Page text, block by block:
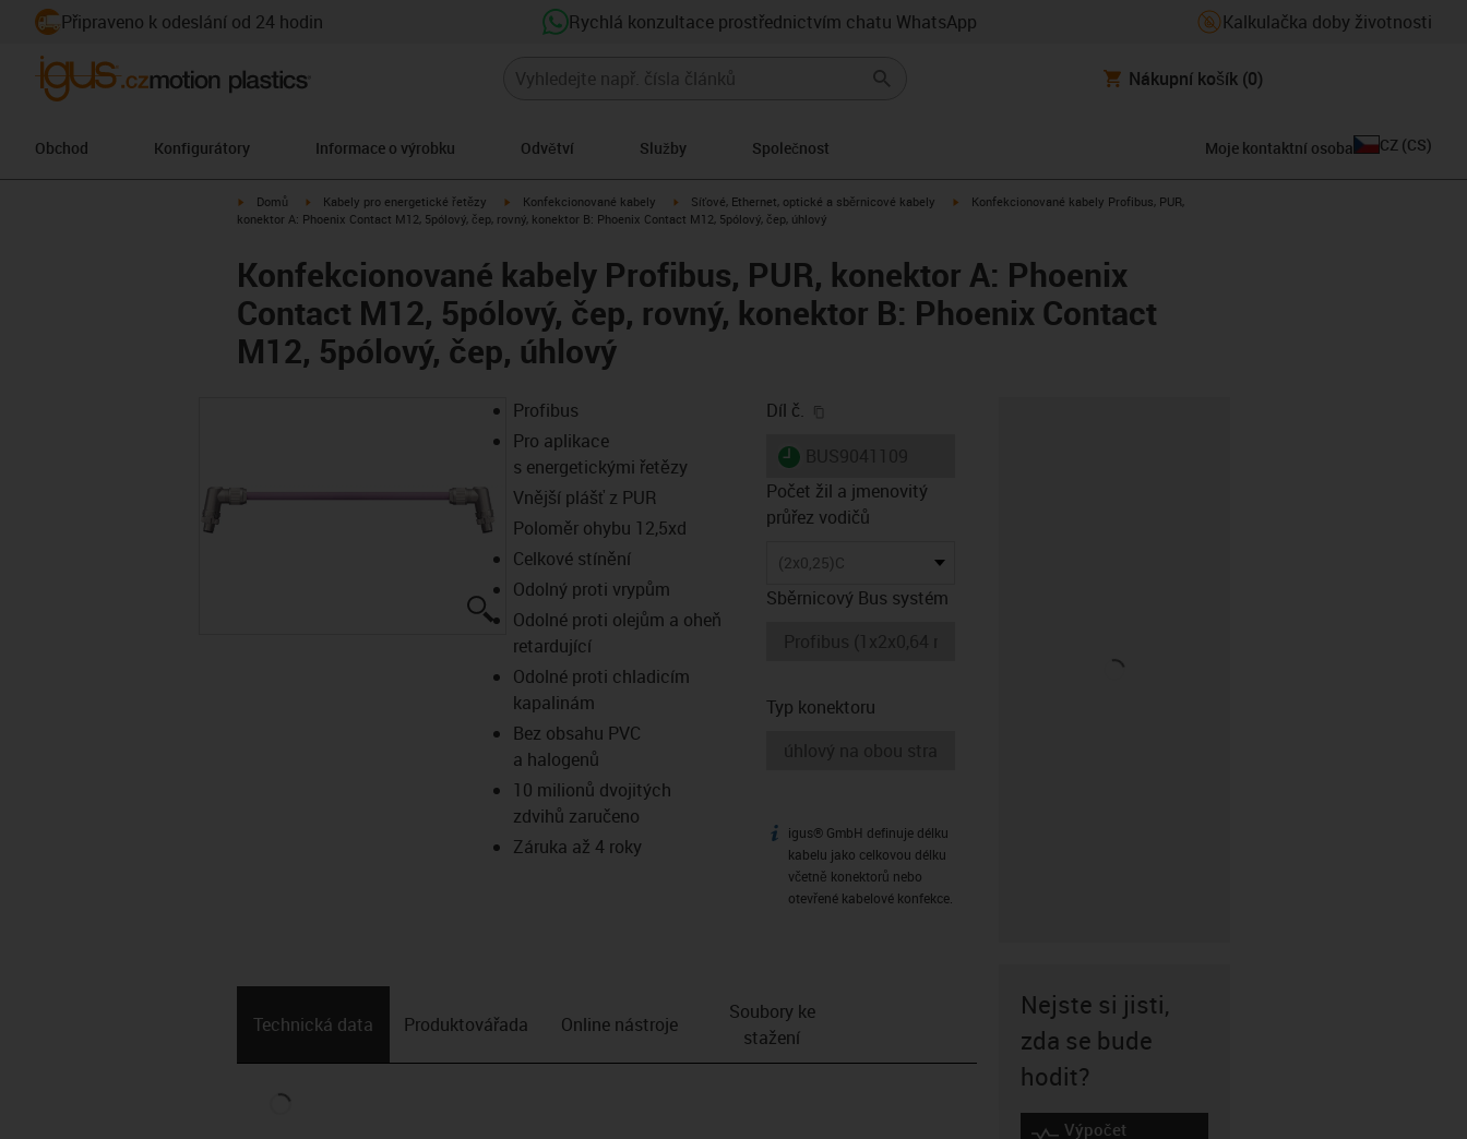
Připraveno k odeslání od 24 hodin Rychlá konzultace prostřednictvím chatu WhatsApp Kalkulačka doby životnosti
Nákupní košík (0)
Obchod Konfigurátory Informace o výrobku Odvětví Služby Společnost Moje kontaktní osoba CZ (CS)
igus-icon-arrow-right
Domů igus-icon-arrow-right
Kabely pro energetické řetězy igus-icon-arrow-right
Konfekcionované kabely igus-icon-arrow-right
Síťové, Ethernet, optické a sběrnicové kabely igus-icon-arrow-right
Konfekcionované kabely Profibus, PUR,
konektor A: Phoenix Contact M12, 5pólový, čep, rovný, konektor B: Phoenix Contact M12, 5pólový, čep, úhlový
Konfekcionované kabely Profibus, PUR, konektor A: Phoenix
Contact M12, 5pólový, čep, rovný, konektor B: Phoenix Contact
M12, 5pólový, čep, úhlový
igus-icon-lupe
Profibus
Pro aplikace
s energetickými řetězy
Vnější plášť z PUR
Poloměr ohybu 12,5xd
Celkové stínění
Odolný proti vrypům
Odolné proti olejům a oheň
retardující
Odolné proti chladicím
kapalinám
Bez obsahu PVC
a halogenů
10 milionů dvojitých
zdvihů zaručeno
Záruka až 4 roky
Díl č.
igus-icon-lieferzeit
Počet žil a jmenovitý
průřez vodičů
(2x0,25)C
Sběrnicový Bus systém
Typ konektoru
igus-icon-info
igus® GmbH definuje délku
kabelu jako celkovou délku
včetně konektorů nebo
otevřené kabelové konfekce.
Technická data Produktová­řada Online nástroje
Soubory ke
stažení
Nejste si jisti,
zda se bude
hodit?
Výpočet